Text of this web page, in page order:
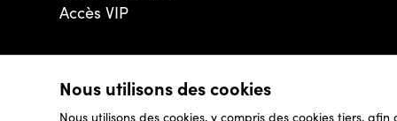
Nous utilisons des cookies
Nous utilisons des cookies, y compris des cookies tiers,
Accès VIP
© 2026 - Luxembourg Art Week S.A.